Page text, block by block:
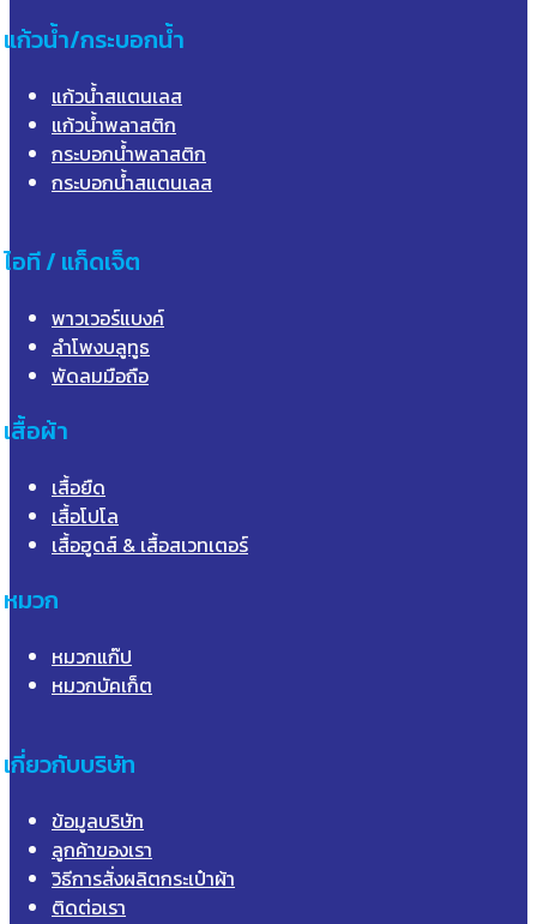
แก้วน้ำ/กระบอกน้ำ
แก้วน้ำสแตนเลส
แก้วน้ำพลาสติก
กระบอกน้ำพลาสติก
กระบอกน้ำสแตนเลส
ไอที / แก็ดเจ็ต
พาวเวอร์แบงค์
ลำโพงบลูทูธ
พัดลมมือถือ
เสื้อผ้า
เสื้อยืด
เสื้อโปโล
เสื้อฮูดส์ & เสื้อสเวทเตอร์
หมวก
หมวกแก๊ป
หมวกบัคเก็ต
เกี่ยวกับบริษัท
ข้อมูลบริษัท
ลูกค้าของเรา
วิธีการสั่งผลิตกระเป๋าผ้า
ติดต่อเรา